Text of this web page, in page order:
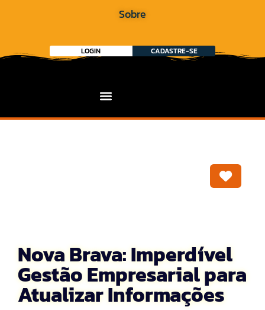
Sobre
LOGIN CADASTRE-SE
Nova Brava: Imperdível
Gestão Empresarial para
Atualizar Informações